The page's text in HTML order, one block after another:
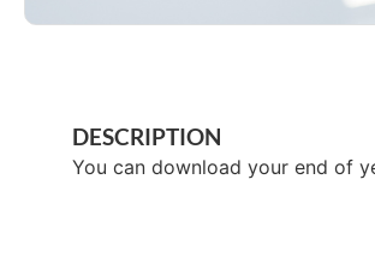
DESCRIPTION
You can download your end of